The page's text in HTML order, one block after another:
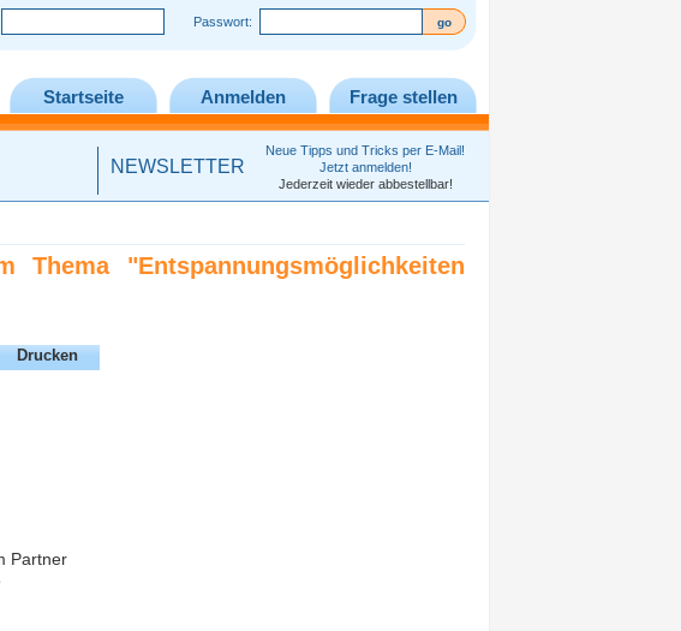
Passwort:
Startseite Anmelden Frage stellen
NEWSLETTER
Neue Tipps und Tricks per E-Mail!
Jetzt anmelden!
Jederzeit wieder abbestellbar!
"Entspannungsmöglichkeiten
Drucken
Partner